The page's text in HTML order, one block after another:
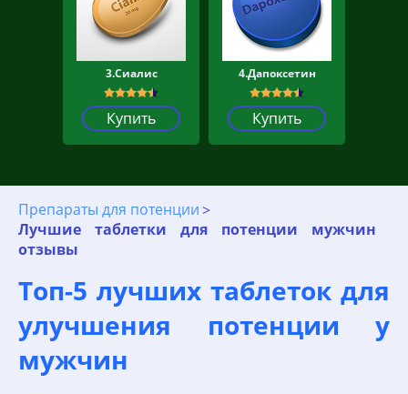
3.Сиалис
Купить
4.Дапоксетин
Купить
Препараты для потенции
Лучшие таблетки для потенции мужчин
отзывы
Топ-5 лучших таблеток для
улучшения потенции у
мужчин